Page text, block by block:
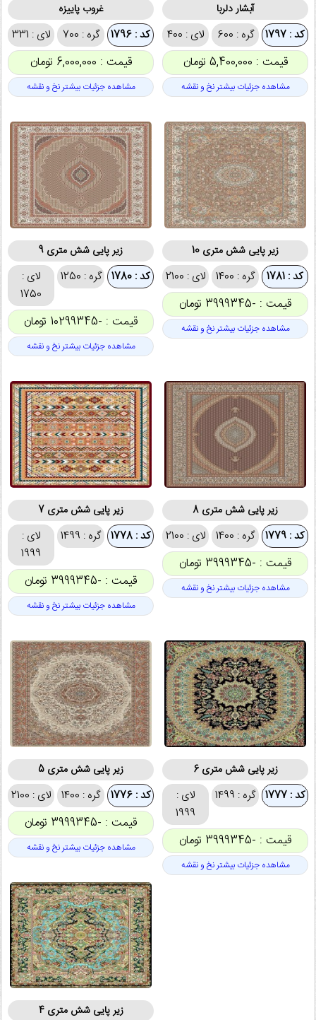
آبشار دلربا
کد : 1797 گره : 600 لای : 400
قیمت : 5,400,000 تومان
مشاهده جزئیات بیشتر نخ و نقشه
غروب پاییزه
کد : 1796 گره : 700 لای : 331
قیمت : 6,000,000 تومان
مشاهده جزئیات بیشتر نخ و نقشه
زیر پایی شش متری 10
کد : 1781 گره : 1400 لای : 2100
قیمت : -3999345 تومان
مشاهده جزئیات بیشتر نخ و نقشه
زیر پایی شش متری 9
کد : 1780 گره : 1250
لای :
1750
قیمت : -10299345 تومان
مشاهده جزئیات بیشتر نخ و نقشه
زیر پایی شش متری 8
کد : 1779 گره : 1400 لای : 2100
قیمت : -3999345 تومان
مشاهده جزئیات بیشتر نخ و نقشه
زیر پایی شش متری 7
کد : 1778 گره : 1499
لای :
1999
قیمت : -3999345 تومان
مشاهده جزئیات بیشتر نخ و نقشه
زیر پایی شش متری 6
کد : 1777 گره : 1499
لای :
1999
قیمت : -3999345 تومان
مشاهده جزئیات بیشتر نخ و نقشه
زیر پایی شش متری 5
کد : 1776 گره : 1400 لای : 2100
قیمت : -3999345 تومان
مشاهده جزئیات بیشتر نخ و نقشه
زیر پایی شش متری 4